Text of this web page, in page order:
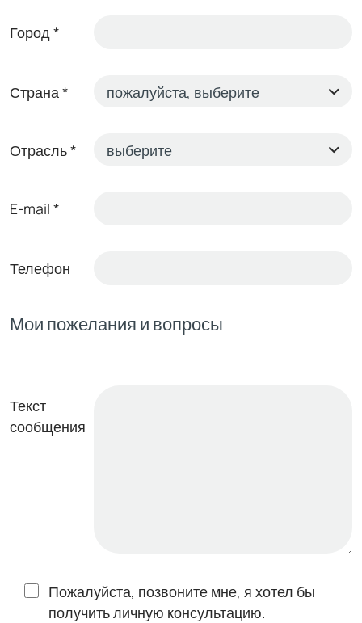
Город *
Страна *
Отрасль*
E-mail *
Телефон
Мои пожелания и вопросы
Текст
сообщения
Пожалуйста, позвоните мне, я хотел бы
получить личную консультацию.